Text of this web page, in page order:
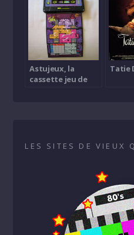
Astujeux, la
cassette jeu de
Tatie
LES SITES DE VIEUX